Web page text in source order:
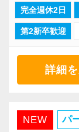
に考え続け
つ組織を広
毎年新しい
拡大を続け
完全週休2日
第2新卒歓迎
詳細
NEW パ